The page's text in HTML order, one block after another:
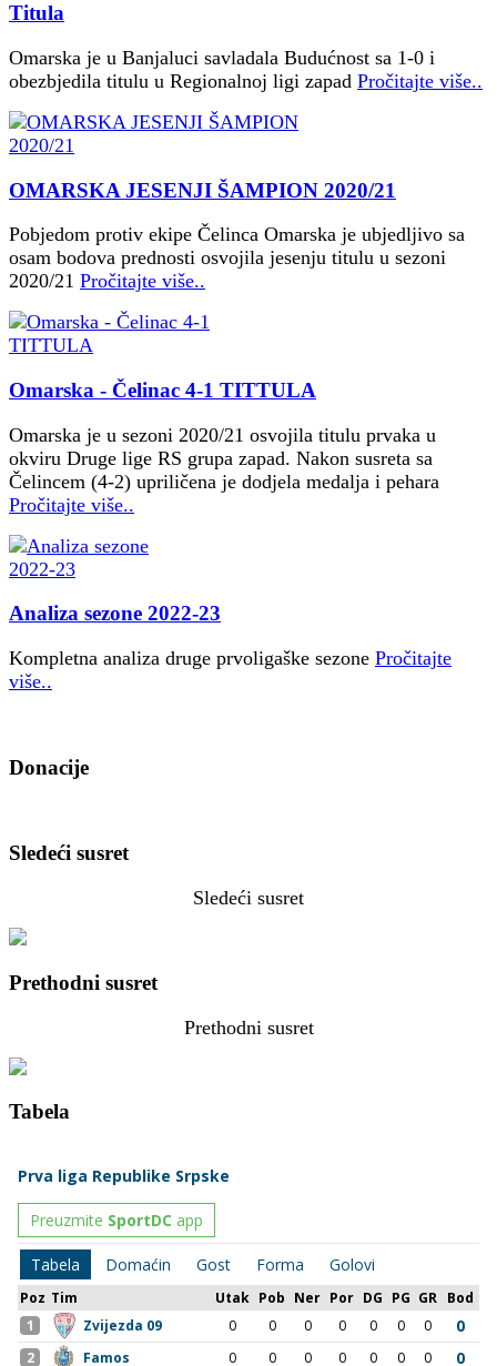
Titula
Omarska je u Banjaluci savladala Budućnost sa 1-0 i
obezbjedila titulu u Regionalnoj ligi zapad Pročitajte više..
OMARSKA JESENJI ŠAMPION 2020/21
Pobjedom protiv ekipe Čelinca Omarska je ubjedljivo sa
osam bodova prednosti osvojila jesenju titulu u sezoni
2020/21 Pročitajte više..
Omarska - Čelinac 4-1 TITTULA
Omarska je u sezoni 2020/21 osvojila titulu prvaka u
okviru Druge lige RS grupa zapad. Nakon susreta sa
Čelincem (4-2) upriličena je dodjela medalja i pehara
Pročitajte više..
Analiza sezone 2022-23
Kompletna analiza druge prvoligaške sezone Pročitajte
više..
Donacije
Sledeći susret
Sledeći susret
Prethodni susret
Prethodni susret
Tabela